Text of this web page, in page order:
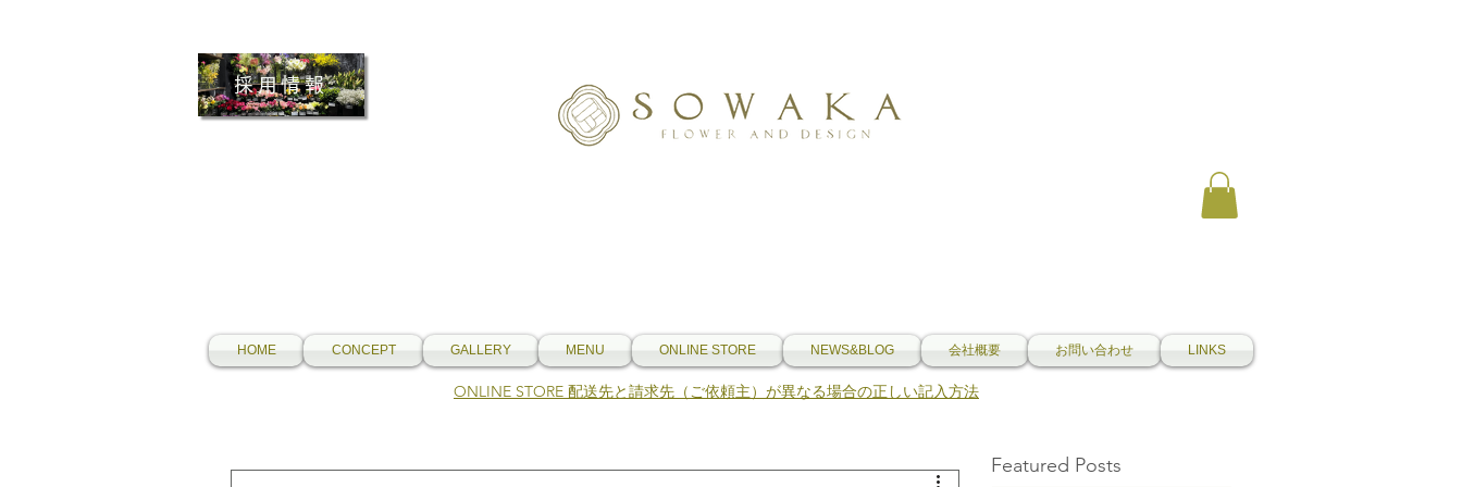
採用情報
HOME CONCEPT GALLERY MENU ONLINE STORE NEWS&BLOG 会社概要 お問い合わせ LINKS
​ONLINE STORE 配送先と請求先（ご依頼主）が異なる場合の正しい記入方法
Featured Posts